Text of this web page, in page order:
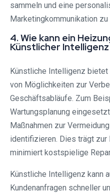
sammeln und eine
Marketingkommunikation
4. Wie kann ein
Künstlicher
Künstliche Intelligenz bietet
von Möglichkeiten zur
Geschäftsabläufe. Zum
Wartungsplanung
Maßnahmen zur
identifizieren. Dies trägt zur
minimiert kostspielige
Künstliche Intelligenz kann
Kundenanfragen schneller